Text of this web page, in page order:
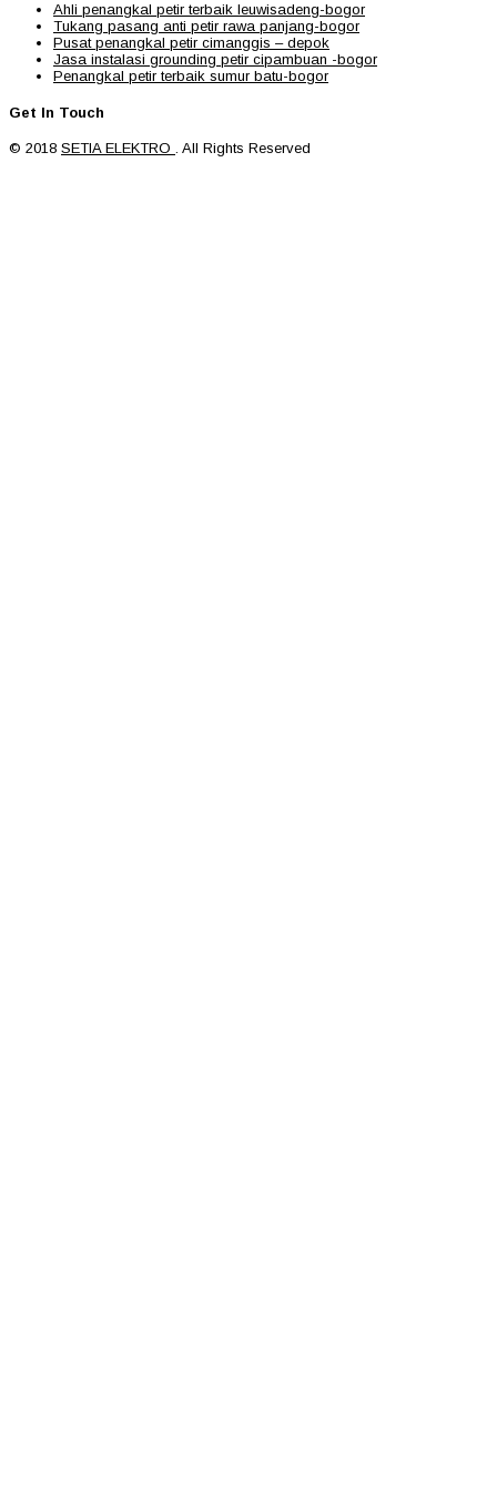
Ahli penangkal petir terbaik leuwisadeng-bogor
Tukang pasang anti petir rawa panjang-bogor
Pusat penangkal petir cimanggis – depok
Jasa instalasi grounding petir cipambuan -bogor
Penangkal petir terbaik sumur batu-bogor
Get In Touch
© 2018 SETIA ELEKTRO . All Rights Reserved